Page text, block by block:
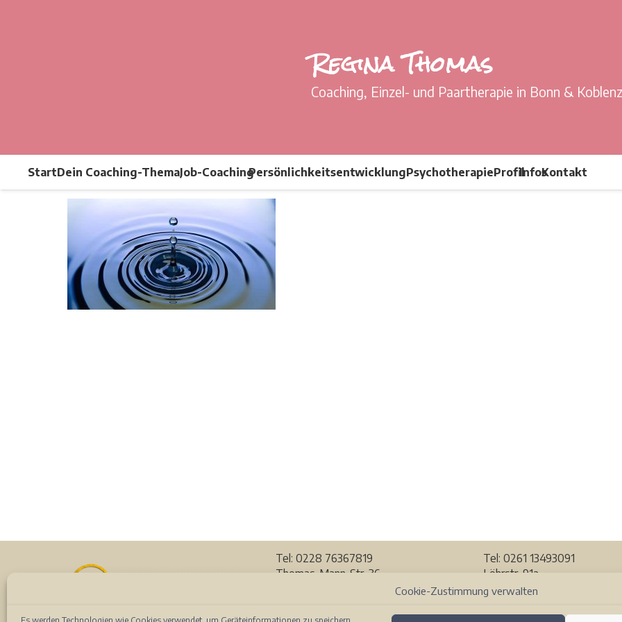
Cookie-Zustimmung verwalten
Regina Thomas
Coaching, Einzel- und Paartherapie in Bonn & Koblenz
StartDein Coaching-ThemaJob-CoachingPersönlichkeitsentwicklungPsychotherapieProfilInfosKontakt
Tel: 0228 76367819
Thomas-Mann-Str. 36
Tel: 0261 13493091
Löhrstr. 91a
56068 Koblenz